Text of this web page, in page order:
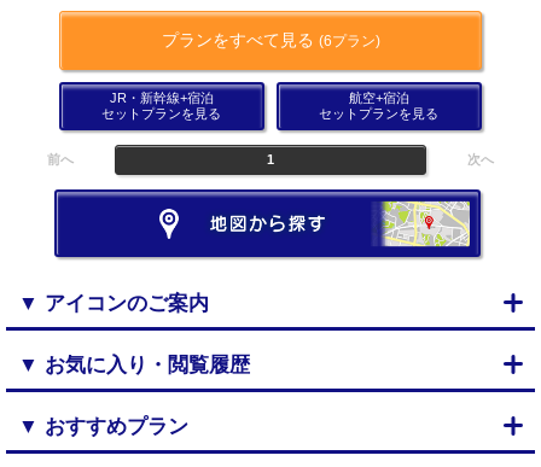
プランをすべて見る (6プラン)
JR・新幹線+宿泊
セットプランを見る
航空+宿泊
セットプランを見る
前へ 1 次へ
▼ アイコンのご案内
▼ お気に入り・閲覧履歴
▼ おすすめプラン